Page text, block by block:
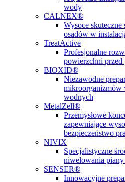
wody
CALNEX®
Wysoce
osadów w
TreatActive
Profesjonalne
powierzchni przed
BIOXID®
Niezawodne
mikroorganizmów
wodnych
MetalZell®
Przemysłowe
zapewniające
bezpieczeństwo
NIVIX
Specjalistyczne
niwelowania piany
SENSER®
Innowacyjne